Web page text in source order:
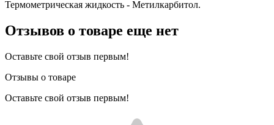
Термометрическая жидкость - Метилкарбитол.
Отзывов о товаре еще нет
Оставьте свой отзыв первым!
Отзывы о товаре
Оставьте свой отзыв первым!